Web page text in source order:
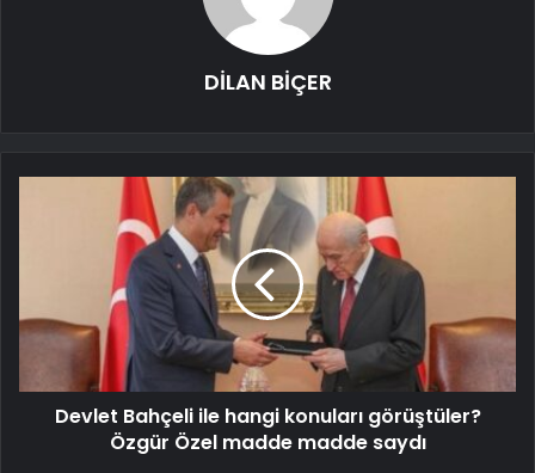
DİLAN BİÇER
Devlet Bahçeli ile hangi konuları görüştüler?
Özgür Özel madde madde saydı